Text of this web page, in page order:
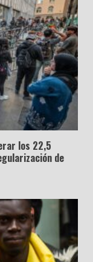
los 22,5
de